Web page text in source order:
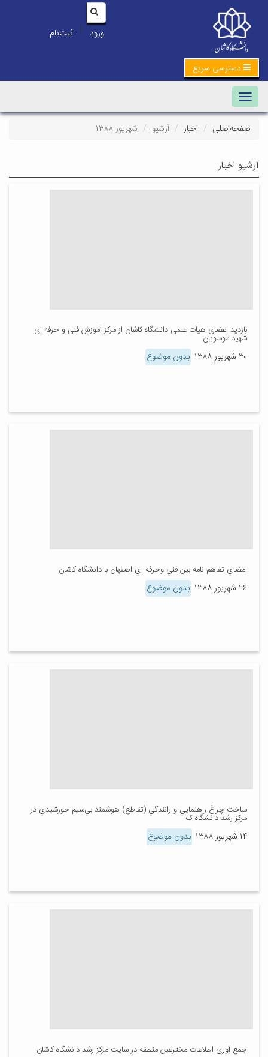
ورود | ثبت‌نام
دسترسی سریع
Toggle navigation
صفحه‌اصلی اخبار آرشیو شهریور ۱۳۸۸
آرشیو اخبار
بازدید اعضای هیأت علمی دانشگاه کاشان از مرکز آموزش فنی و حرفه ای
شهید موسویان
۳۰ شهریور ۱۳۸۸ بدون موضوع
امضاي تفاهم نامه بين فني وحرفه اي اصفهان با دانشگاه كاشان
۲۶ شهریور ۱۳۸۸ بدون موضوع
ساخت چراغ راهنمايي و رانندگي (تقاطع) هوشمند بي‌سيم خورشيدي در
مرکز رشد دانشگاه ک
۱۴ شهریور ۱۳۸۸ بدون موضوع
جمع آوری اطلاعات مخترعین منطقه در سایت مرکز رشد دانشگاه کاشان